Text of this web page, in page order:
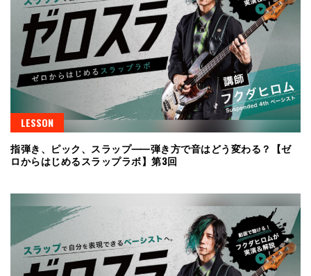
LESSON
指弾き、ピック、スラップ⸺弾き方で音はどう変わる？【ゼ
ロからはじめるスラップラボ】第3回